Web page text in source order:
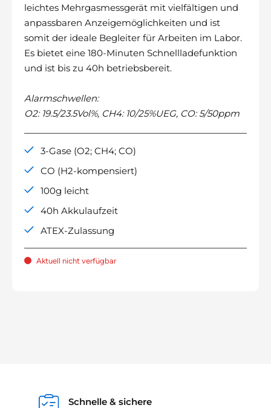
leichtes Mehrgasmessgerät mit vielfältigen und
anpassbaren Anzeigemöglichkeiten und ist
somit der ideale Begleiter für Arbeiten im Labor.
Es bietet eine 180-Minuten Schnellladefunktion
und ist bis zu 40h betriebsbereit.
Alarmschwellen:
O2: 19.5/23.5Vol%, CH4: 10/25%UEG, CO: 5/50ppm
3-Gase (O2; CH4; CO)
CO (H2-kompensiert)
100g leicht
40h Akkulaufzeit
ATEX-Zulassung
Aktuell nicht verfügbar
Schnelle & sichere